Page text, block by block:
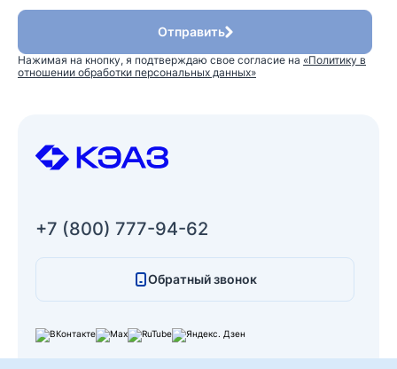
Отправить
Нажимая на кнопку, я подтверждаю свое согласие на «Политику в
отношении обработки персональных данных»
+7 (800) 777-94-62
Обратный звонок